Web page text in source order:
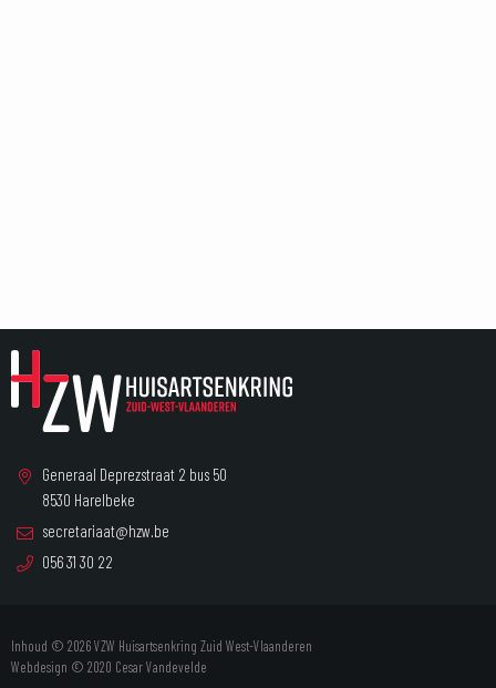
Generaal Deprezstraat 2 bus 50
8530 Harelbeke
secretariaat@hzw.be
056 31 30 22
Inhoud © 2026 VZW Huisartsenkring Zuid West-Vlaanderen
Webdesign © 2020 Cesar Vandevelde